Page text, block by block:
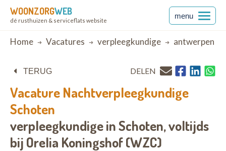
WOONZORGWEB
dé rusthuizen & serviceflats website
menu
Breadcrumb
Home Vacatures verpleegkundige antwerpen
TERUG DELEN
Vacature Nachtverpleegkundige
Schoten
verpleegkundige in Schoten,voltijds
bij Orelia Koningshof (WZC)